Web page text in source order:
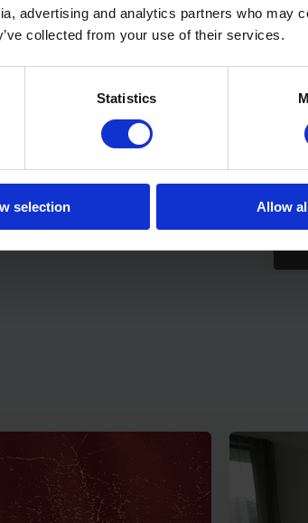
advertising and analytics partners who may
collected from your use of their services.
Statistics
selection Allow
*